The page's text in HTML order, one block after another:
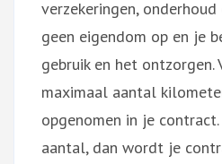
verzekeringen,
geen eigendom op en je
gebruik en het ontzorgen.
maximaal aantal
opgenomen in je
aantal, dan wordt je